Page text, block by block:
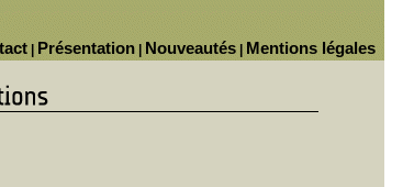
Mentions légales
Nouveautés
Présentation